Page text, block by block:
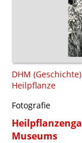
DHM (Geschichte)
Heilpflanze
Fotografie
Museums